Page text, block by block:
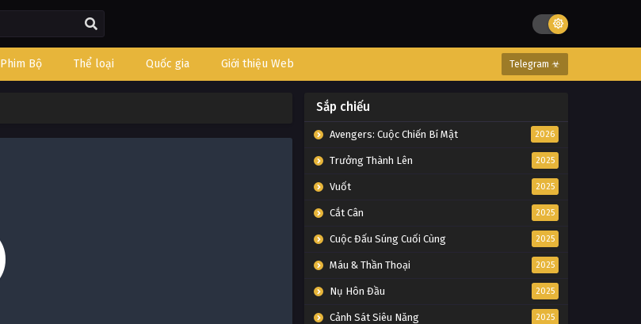
Phim Bộ Thể loại Quốc gia Giới thiệu Web Telegram ☣
Sắp chiếu
Avengers: Cuộc Chiến Bí Mật 2026
Trưởng Thành Lên 2025
Vuốt 2025
Cắt Cân 2025
Cuộc Đấu Súng Cuối Cùng 2025
Máu & Thần Thoại 2025
Nụ Hôn Đầu 2025
Cảnh Sát Siêu Năng 2025